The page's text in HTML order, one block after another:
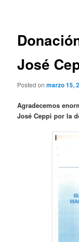
José
Posted onmarzo 15,
Agradecemos
José Ceppi por la